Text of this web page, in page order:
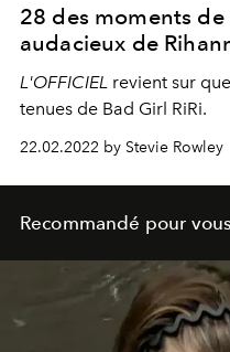
28 des moments
audacieux de
L'OFFICIEL revient sur
tenues de Bad Girl RiRi.
22.02.2022 by Stevie Rowley
Recommandé pour vous